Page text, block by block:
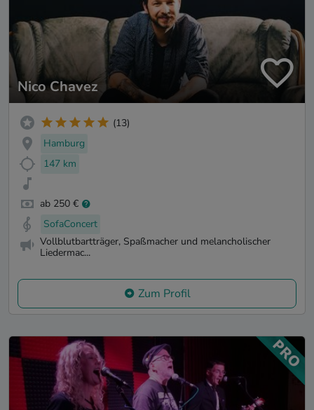
Nico Chavez
(13)
Hamburg
147 km
ab 250 €
SofaConcert
Vollblutbartträger, Spaßmacher und melancholischer
Liedermac...
Zum Profil